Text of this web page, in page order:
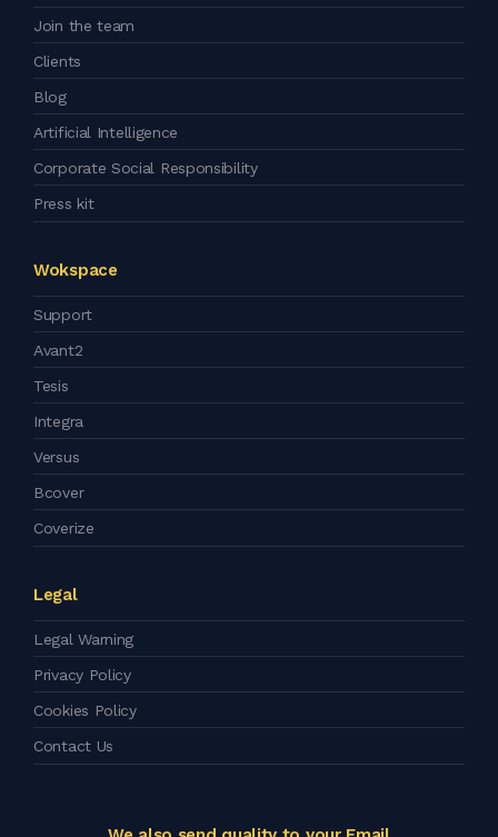
Join the team
Clients
Blog
Artificial Intelligence
Corporate Social Responsibility
Press kit
Wokspace
Support
Avant2
Tesis
Integra
Versus
Bcover
Coverize
Legal
Legal Warning
Privacy Policy
Cookies Policy
Contact Us